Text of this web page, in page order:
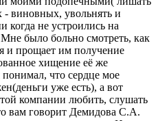
- виновных, увольнять и
когда не устроились на
было больно смотреть, как
и прощает им получение
хищение её же
что сердце мое
уже есть), а вот
компании любить, слушать
вам говорит Демидова С.А.